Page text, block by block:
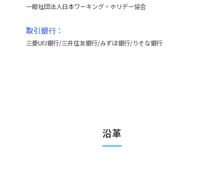
一般社団法人日本ワーキング・ホリデー協会
取引銀行：
三菱UFJ銀行/三井住友銀行/みずほ銀行/りそな銀行
沿革